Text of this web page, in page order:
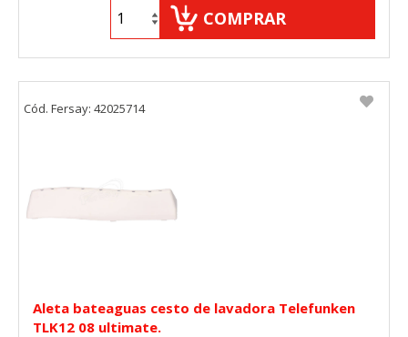
COMPRAR
Aleta bateaguas cesto de lavadora Telefunken
TLK12 08 ultimate.
Cód. Fersay: 42025714